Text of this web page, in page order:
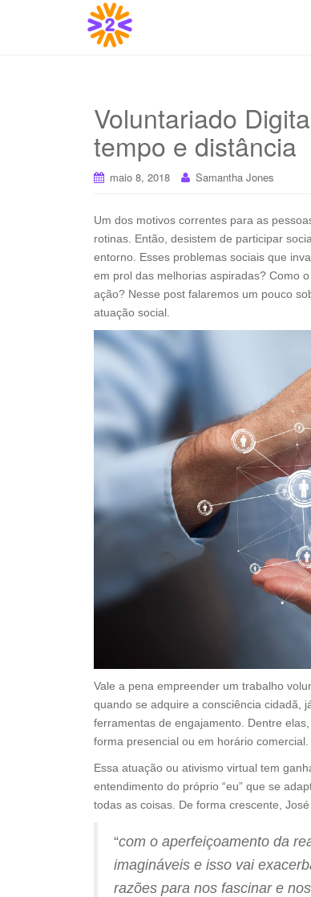
Voluntariado
tempo e distância
maio 8, 2018 Samantha Jones
Um dos motivos correntes para as
rotinas. Então, desistem de participar
entorno. Esses problemas sociais que
em prol das melhorias aspiradas? Como
ação? Nesse post falaremos um pouco
atuação social.
Vale a pena empreender um trabalho
quando se adquire a consciência cidadã,
ferramentas de engajamento. Dentre
forma presencial ou em horário comercial.
Essa atuação ou ativismo virtual tem
entendimento do próprio “eu” que se
todas as coisas. De forma crescente,
“com o aperfeiçoamento da
imagináveis e isso vai
razões para nos fascinar e